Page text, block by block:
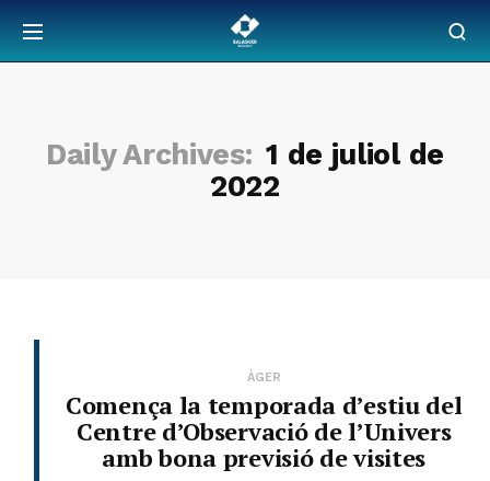
Daily Archives: 1 de juliol de
2022
ÀGER
Comença la temporada d’estiu del
Centre d’Observació de l’Univers
amb bona previsió de visites